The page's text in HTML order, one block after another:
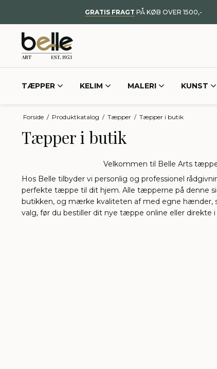
GRATIS FRAGT PÅ KØB OVER 1500,-
TÆPPER KELIM MALERI KUNST
Forside / Produktkatalog / Tæpper / Tæpper i butik
Tæpper i butik
Velkommen til Belle Arts
Hos Belle tilbyder vi personlig og professionel
perfekte tæppe til dit hjem. Alle tæpperne på denne
butikken, og mærke kvaliteten af med egne hænder,
valg, før du bestiller dit nye tæppe online eller direkte